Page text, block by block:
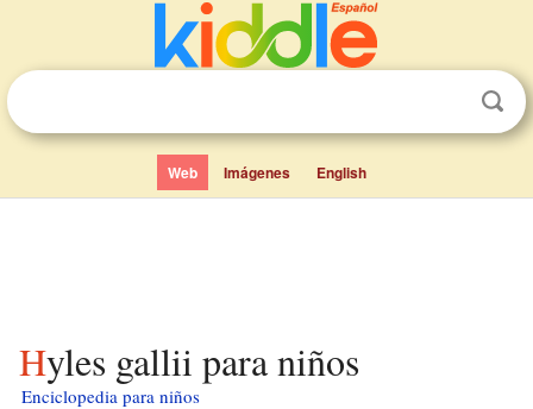
Web Imágenes English
Hyles gallii para niños
Enciclopedia para niños